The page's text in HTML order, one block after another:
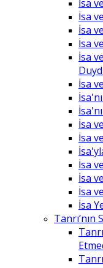
İsa
İsa
İsa
İsa
İsa
İsa
İsa
İsa
İsa
İsa
İsa
İsa